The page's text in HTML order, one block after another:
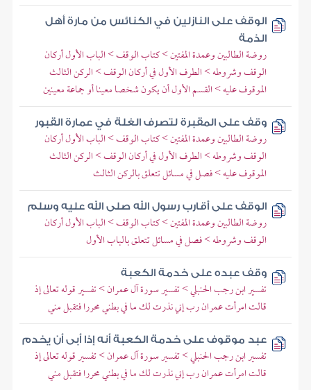
الوقف على النازلين في الكنائس من مارة أهل
الذمة
روضة الطالبين وعمدة المفتين > كتاب الوقف > الباب الأول أركان
الوقف وشروطه > الطرف الأول في أركان الوقف > الركن الثالث
الموقوف عليه > القسم الأول أن يكون شخصا معينا أو جماعة معينين
وقف على المقبرة لتصرف الغلة في عمارة القبور
روضة الطالبين وعمدة المفتين > كتاب الوقف > الباب الأول أركان
الوقف وشروطه > الطرف الأول في أركان الوقف > الركن الثالث
الموقوف عليه > فصل في مسائل تتعلق بالركن الثالث
الوقف على أقارب رسول الله صلى الله عليه وسلم
روضة الطالبين وعمدة المفتين > كتاب الوقف > الباب الأول أركان
الوقف وشروطه > فصل في مسائل تتعلق بالباب الأول
وقف عبده على خدمة الكعبة
تفسير ابن رجب الحنبلي > تفسير سورة آل عمران > تفسير قوله تعالى إذ
قالت امرأت عمران رب إني نذرت لك ما في بطني محررا فتقبل مني
عبد موقوف على خدمة الكعبة أنه إذا أبى أن يخدم
تفسير ابن رجب الحنبلي > تفسير سورة آل عمران > تفسير قوله تعالى إذ
قالت امرأت عمران رب إني نذرت لك ما في بطني محررا فتقبل مني